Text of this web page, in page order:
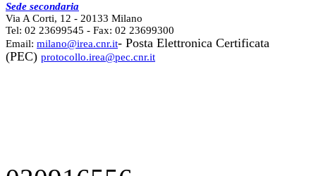
Sede secondaria
Via A Corti, 12 - 20133 Milano
Tel: 02 23699545 - Fax: 02 23699300
Email: milano@irea.cnr.it- Posta Elettronica Certificata
(PEC) protocollo.irea@pec.cnr.it